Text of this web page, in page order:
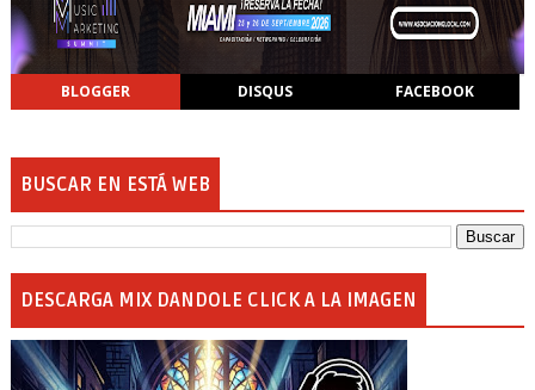
BLOGGER DISQUS FACEBOOK
BUSCAR EN ESTÁ WEB
DESCARGA MIX DANDOLE CLICK A LA IMAGEN